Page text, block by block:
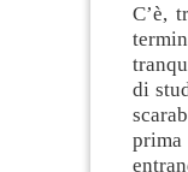
C’è,
di